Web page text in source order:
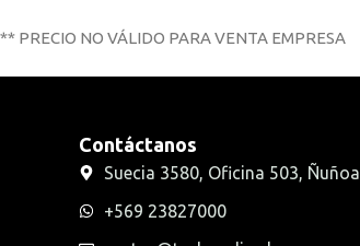
** PRECIO NO VÁLIDO PARA VENTA EMPRESA
Contáctanos
Suecia 3580, Oficina 503, Ñuñoa
+569 23827000